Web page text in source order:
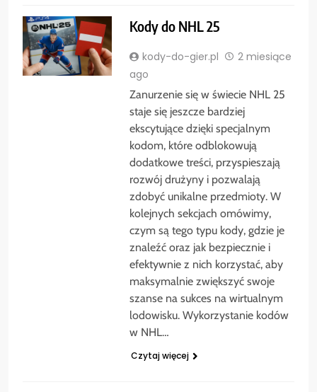
Kody do NHL 25
kody-do-gier.pl
2 miesiące
ago
Zanurzenie się w świecie NHL 25
staje się jeszcze bardziej
ekscytujące dzięki specjalnym
kodom, które odblokowują
dodatkowe treści, przyspieszają
rozwój drużyny i pozwalają
zdobyć unikalne przedmioty. W
kolejnych sekcjach omówimy,
czym są tego typu kody, gdzie je
znaleźć oraz jak bezpiecznie i
efektywnie z nich korzystać, aby
maksymalnie zwiększyć swoje
szanse na sukces na wirtualnym
lodowisku. Wykorzystanie kodów
w NHL…
Czytaj więcej